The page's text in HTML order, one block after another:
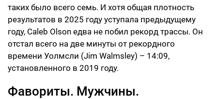
таких было всего семь. И хотя общая плотность
результатов в 2025 году уступала предыдущему
году, Caleb Olson едва не побил рекорд трассы. Он
отстал всего на две минуты от рекордного
времени Уолмсли (Jim Walmsley) – 14:09,
установленного в 2019 году.
Фавориты. Мужчины.